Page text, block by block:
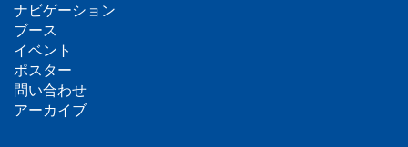
フ
ッ
タ
ナビゲーション
ブース
イベント
ポスター
問い合わせ
アーカイブ